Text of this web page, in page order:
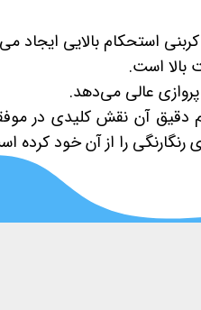
استحکام بالایی ایجاد
عالی می‌دهد.
دقیق آن نقش کلیدی در